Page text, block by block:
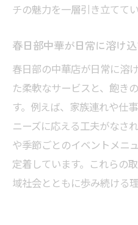
チの魅力を一層引き立ててい
春日部中華が日常に溶け
春日部の中華店が日常に溶
た柔軟なサービスと、飽き
す。例えば、家族連れや仕
ニーズに応える工夫がなさ
や季節ごとのイベントメニ
定着しています。これらの
域社会とともに歩み続ける